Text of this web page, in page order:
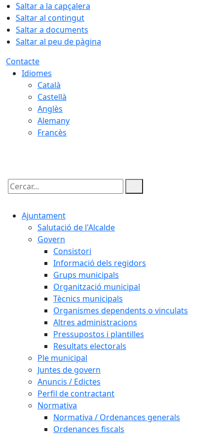
Saltar a la capçalera
Saltar al contingut
Saltar a documents
Saltar al peu de pàgina
Contacte
Idiomes
Català
Castellà
Anglès
Alemany
Francès
Cercar:
Ajuntament
Salutació de l'Alcalde
Govern
Consistori
Informació dels regidors
Grups municipals
Organització municipal
Tècnics municipals
Organismes dependents o vinculats
Altres administracions
Pressupostos i plantilles
Resultats electorals
Ple municipal
Juntes de govern
Anuncis / Edictes
Perfil de contractant
Normativa
Normativa / Ordenances generals
Ordenances fiscals